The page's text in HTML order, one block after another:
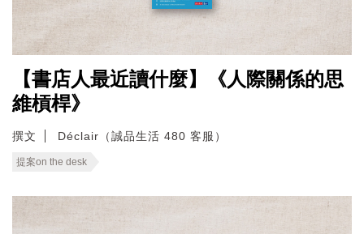
【書店人最近讀什麼】《人際關係的思
維槓桿》
撰文 Déclair（誠品生活 480 客服）
提案on the desk